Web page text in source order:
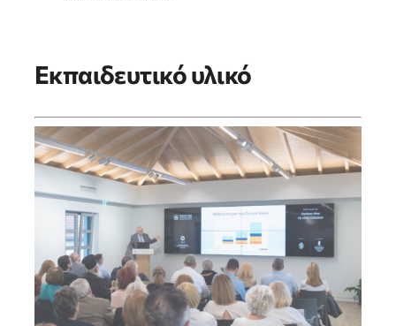
Εκπαιδευτικό υλικόιστοσελίδας.
Εμπειρία
Για τη σωστή
λειτουργία
ιστοσελίδας.
Εάν
απορρίψετε
τα
συγκεκριμένα
cookies
ορισμένες